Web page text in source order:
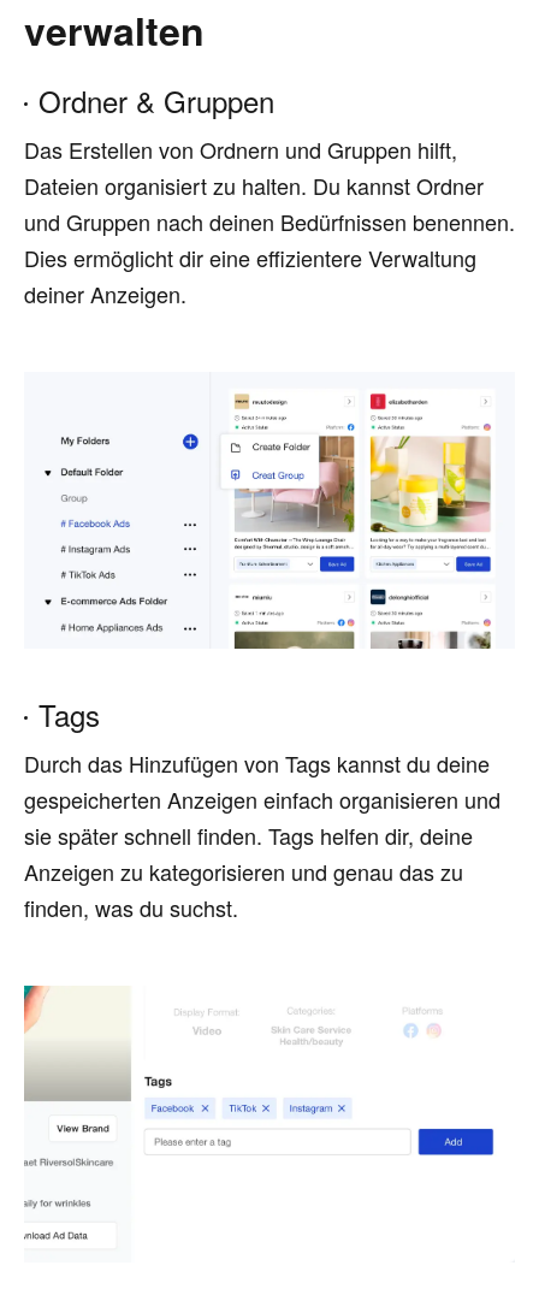
verwalten
Ordner & Gruppen
Das Erstellen von Ordnern und Gruppen hilft,
Dateien organisiert zu halten. Du kannst Ordner
und Gruppen nach deinen Bedürfnissen benennen.
Dies ermöglicht dir eine effizientere Verwaltung
deiner Anzeigen.
Tags
Durch das Hinzufügen von Tags kannst du deine
gespeicherten Anzeigen einfach organisieren und
sie später schnell finden. Tags helfen dir, deine
Anzeigen zu kategorisieren und genau das zu
finden, was du suchst.